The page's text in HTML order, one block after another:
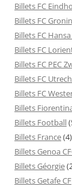
Billets FC
Billets FC
Billets FC
Billets FC
Billets FC PEC
Billets FC
Billets FC
Billets
Billets Football
Billets France(4)
Billets Genoa
Billets Géorgie
Billets Getafe CF